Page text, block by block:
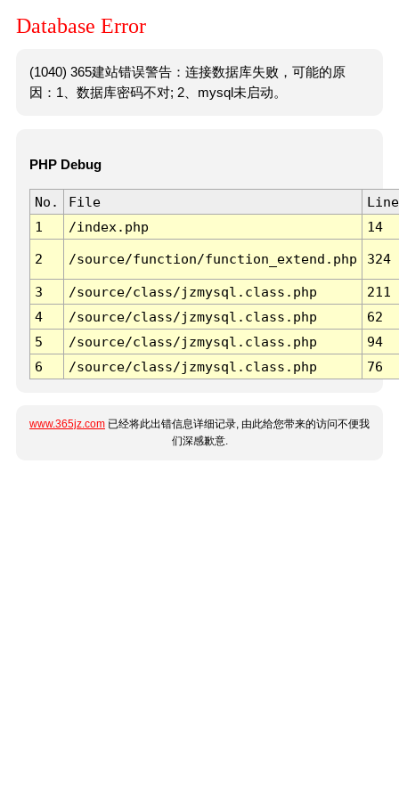
Database Error
(1040) 365建站错误警告：连接数据库失败，可能的原
因：1、数据库密码不对; 2、mysql未启动。
PHP Debug
No. File
Line
1
/index.php 14
2 /source/function/function_extend.php 324
3 /source/class/jzmysql.class.php
211
4
/source/class/jzmysql.class.php
62
5
/source/class/jzmysql.class.php
94
6
/source/class/jzmysql.class.php 76
www.365jz.com 已经将此出错信息详细记录, 由此给您带来的访问不便我
们深感歉意.